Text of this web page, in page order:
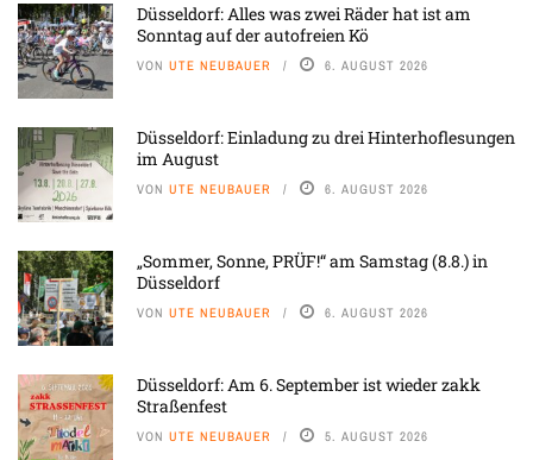
Düsseldorf: Alles was zwei Räder hat ist am
Sonntag auf der autofreien Kö
VON UTE NEUBAUER 6. AUGUST 2026
Düsseldorf: Einladung zu drei Hinterhoflesungen
im August
VON UTE NEUBAUER 6. AUGUST 2026
„Sommer, Sonne, PRÜF!“ am Samstag (8.8.) in
Düsseldorf
VON UTE NEUBAUER 6. AUGUST 2026
Düsseldorf: Am 6. September ist wieder zakk
Straßenfest
VON UTE NEUBAUER 5. AUGUST 2026